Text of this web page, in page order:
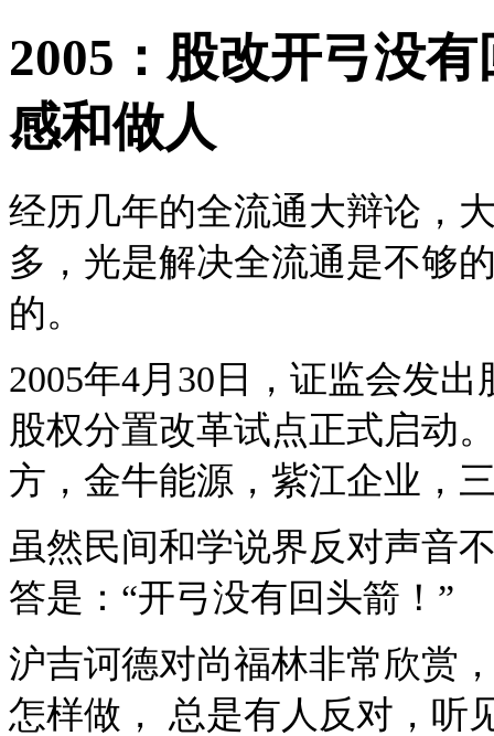
2005 ：股改开弓没
感和做人
经历几年的全流通大辩论，
多，光是解决全流通是不够
的。
2005年4月30日，证监会发
股权分置改革试点正式启动
方，金牛能源，紫江企业，
虽然民间和学说界反对声音
答是：“开弓没有回头箭！”
沪吉诃德对尚福林非常欣赏
怎样做， 总是有人反对，听